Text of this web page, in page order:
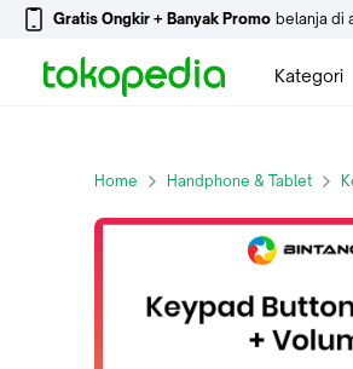
Gratis Ongkir + Banyak Promo belanja di
Kategori
Home Handphone & Tablet